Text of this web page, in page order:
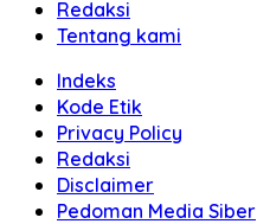
Redaksi
Tentang kami
Indeks
Kode Etik
Privacy Policy
Redaksi
Disclaimer
Pedoman Media Siber